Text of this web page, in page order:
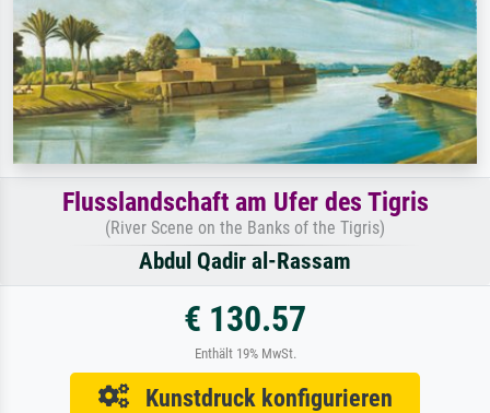
Flusslandschaft am Ufer des Tigris
(River Scene on the Banks of the Tigris)
Abdul Qadir al-Rassam
€ 130.57
Enthält 19% MwSt.
Kunstdruck konfigurieren